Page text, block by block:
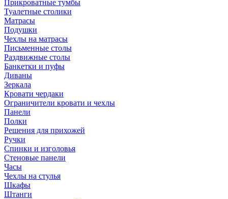
Прикроватные тумбы
Туалетные столики
Матрасы
Подушки
Чехлы на матрасы
Письменные столы
Раздвижные столы
Банкетки и пуфы
Диваны
Зеркала
Кровати чердаки
Ограничители кровати и чехлы
Панели
Полки
Решения для прихожей
Ручки
Спинки и изголовья
Стеновые панели
Часы
Чехлы на стулья
Шкафы
Штанги